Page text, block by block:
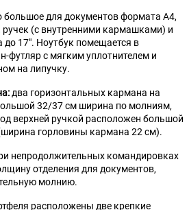
большое для документов формата А4,
ручек (с внутренними кармашками) и
до 17". Ноутбук помещается в
футляр с мягким уплотнителем и
на липучку.
два горизонтальных кармана на
32/37 см ширина по молниям,
верхней ручкой расположен большой
горловины кармана 22 см).
непродолжительных командировках
отделения для документов,
молнию.
расположены две крепкие